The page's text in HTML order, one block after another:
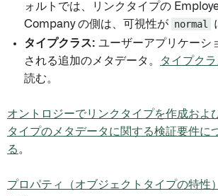
ォルトでは、リンクタイプの
Company の側は、可視性が normal
タイプクラス: ユーザーアプリケーシ
される追加のメタデータ。
タイプクラ
読む。
オントロジーでリンクタイプを作成およ
タイプのメタデータに関する検証要件に
る 。
プロパティ（オブジェクトタイプの特性